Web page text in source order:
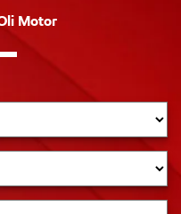
Motor